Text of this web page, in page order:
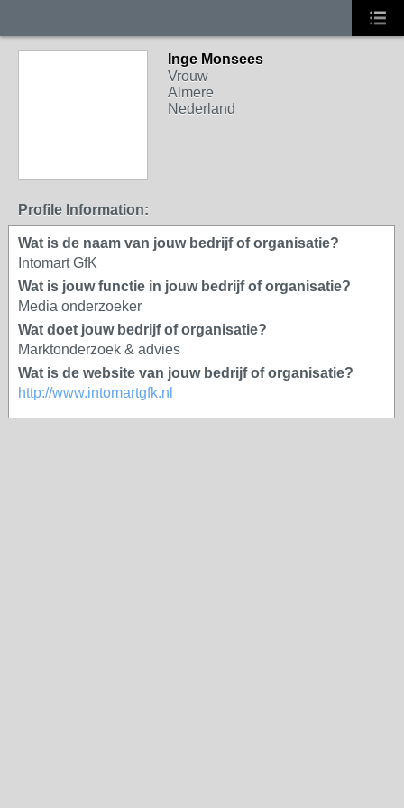
Inge Monsees
Vrouw
Almere
Nederland
Profile Information:
Wat is de naam van jouw bedrijf of organisatie?
Intomart GfK
Wat is jouw functie in jouw bedrijf of organisatie?
Media onderzoeker
Wat doet jouw bedrijf of organisatie?
Marktonderzoek & advies
Wat is de website van jouw bedrijf of organisatie?
http://www.intomartgfk.nl